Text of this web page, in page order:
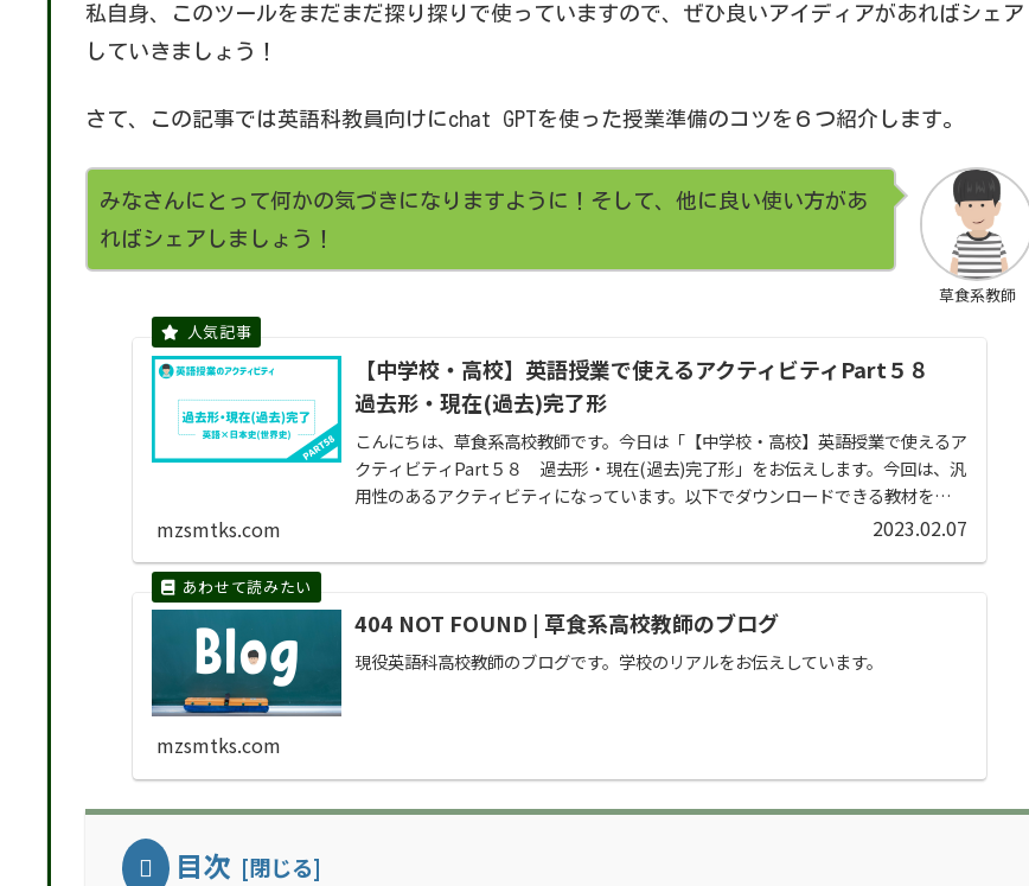
私自身、このツールをまだまだ探り探りで使っていますので、ぜひ良いアイディアがあればシェア
していきましょう！
さて、この記事では英語科教員向けにchat GPTを使った授業準備のコツを６つ紹介します。
草食系教師
みなさんにとって何かの気づきになりますように！そして、他に良い使い方があ
ればシェアしましょう！
【中学校・高校】英語授業で使えるアクティビティPart５８
過去形・現在(過去)完了形
こんにちは、草食系高校教師です。今日は「【中学校・高校】英語授業で使えるア
クティビティPart５８ 過去形・現在(過去)完了形」をお伝えします。今回は、汎
用性のあるアクティビティになっています。以下でダウンロードできる教材を使え
mzsmtks.com 2023.02.07
404 NOT FOUND | 草食系高校教師のブログ
現役英語科高校教師のブログです。学校のリアルをお伝えしています。
mzsmtks.com
目次